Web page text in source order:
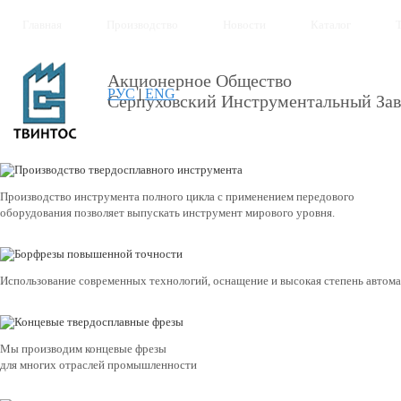
Акционерное Общество
Серпуховский Инструментальный
РУС| ENG
Производство инструмента полного цикла с применением передового
оборудования позволяет выпускать инструмент мирового уровня.
Использование современных технологий, оснащение и высокая степень
Мы производим концевые фрезы
для многих отраслей промышленности